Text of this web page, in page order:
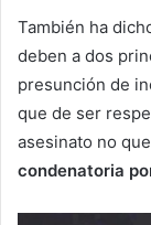
También ha
deben a dos
presunción de
que de ser
asesinato no
condenatoria